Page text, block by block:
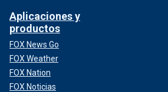
Aplicaciones y
productos
FOX News Go
FOX Weather
FOX Nation
FOX Noticias